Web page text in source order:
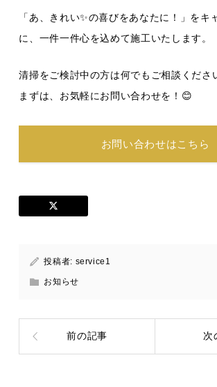
「あ、きれい✨の喜びをあなたに！」をキ
に、一件一件心を込めて施工いたします。
清掃をご検討中の方は何でもご相談くださ
まずは、お気軽にお問い合わせを！😊
お問い合わせはこちら
投稿者: service1
お知らせ
前の記事 次